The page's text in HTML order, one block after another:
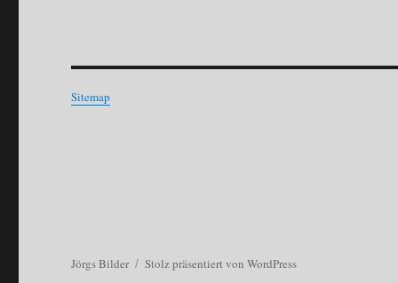
Sitemap
Jörgs Bilder Stolz präsentiert von WordPress